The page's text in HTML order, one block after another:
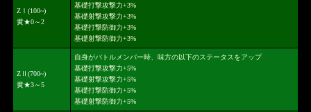
ZⅠ(100~)
黄★0～2
基礎打撃攻撃力+3%
基礎射撃攻撃力+3%
基礎打撃防御力+3%
基礎射撃防御力+3%
ZⅡ(700~)
黄★3～5
自身がバトルメンバー時、味方の以下のステータスをアップ
基礎打撃攻撃力+5%
基礎射撃攻撃力+5%
基礎打撃防御力+5%
基礎射撃防御力+5%